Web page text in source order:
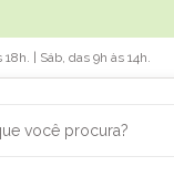
| Sáb, das 9h às 14h.